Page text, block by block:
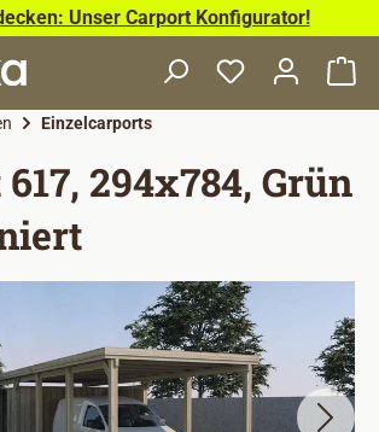
Unser Carport Konfigurator!
Einzelcarports
294x784, Grün